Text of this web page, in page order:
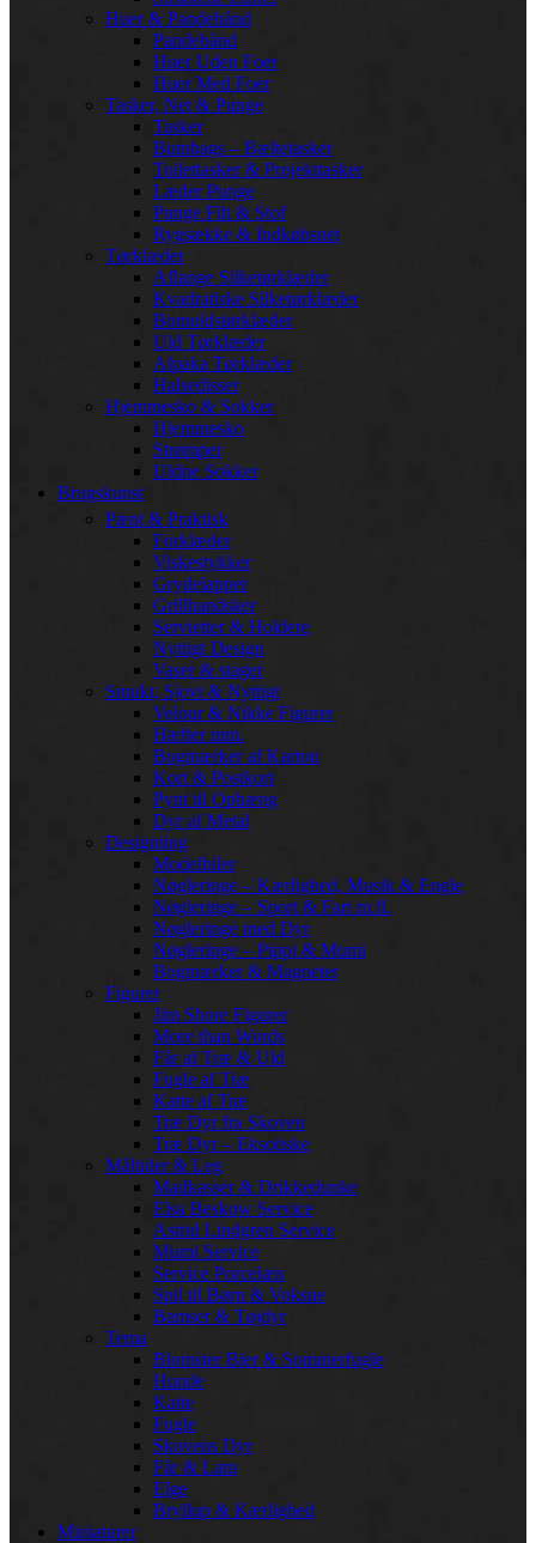
Huer & Pandebånd
Pandebånd
Huer Uden Foer
Huer Med Foer
Tasker, Net & Punge
Tasker
Bumbags – Bæltetasker
Toilettasker & Projekttasker
Læder Punge
Punge Filt & Stof
Rygsække & Indkøbsnet
Tørklæder
Aflange Silketørklæder
Kvadratiske Silketørklæder
Bomuldstørklæder
Uld Tørklæder
Alpaka Tørklæder
Halsedisser
Hjemmesko & Sokker
Hjemmesko
Strømper
Uldne Sokker
Brugskunst
Pænt & Praktisk
Forklæder
Viskestykker
Grydelapper
Grillhandsker
Servietter & Holdere
Nyttigt Design
Vaser & stager
Smukt, Sjovt & Nyttigt
Velour & Nikke Figurer
Hæfter mm.
Bogmærker af Karton
Kort & Postkort
Pynt til Ophæng
Dyr af Metal
Designting
Modelbiler
Nøgleringe – Kærlighed, Musik & Engle
Nøgleringe – Sport & Fart m.fl.
Nøgleringe med Dyr
Nøgleringe – Pippi & Mumi
Bogmærker & Magneter
Figurer
Jim Shore Figurer
More than Words
Får af Træ & Uld
Fugle af Træ
Katte af Træ
Træ Dyr fra Skoven
Træ Dyr – Eksotiske
Måltider & Leg
Madkasser & Drikkedunke
Elsa Beskow Service
Astrid Lindgren Service
Mumi Service
Service Porcelæn
Spil til Børn & Voksne
Bamser & Tøjdyr
Tema
Blomster Bier & Sommerfugle
Hunde
Katte
Fugle
Skovens Dyr
Får & Lam
Elge
Bryllup & Kærlighed
Miniaturer